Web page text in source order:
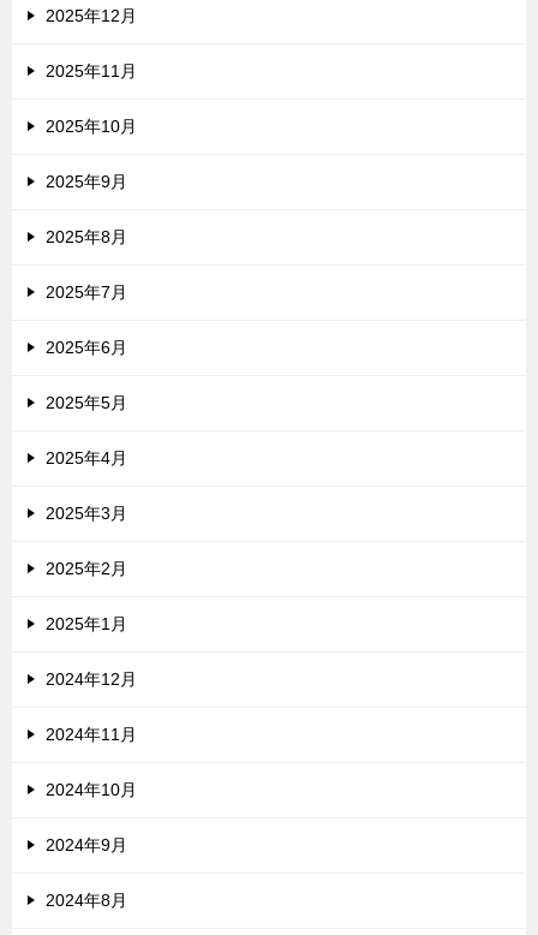
2025年12月
2025年11月
2025年10月
2025年9月
2025年8月
2025年7月
2025年6月
2025年5月
2025年4月
2025年3月
2025年2月
2025年1月
2024年12月
2024年11月
2024年10月
2024年9月
2024年8月